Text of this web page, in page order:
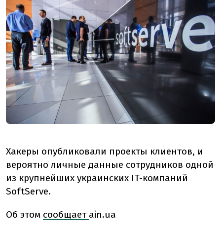
Хакеры опубликовали проекты клиентов, и
вероятно личные данные сотрудников одной
из крупнейших украинских IT-компаний
SoftServe.
Об этом сообщает ain.ua